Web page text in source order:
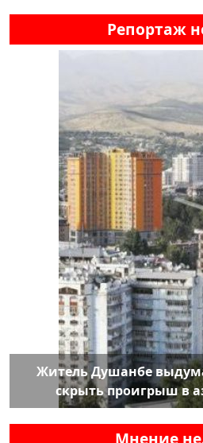
Репортаж
Житель Душанбе
скрыть проигрыш в
Мнение